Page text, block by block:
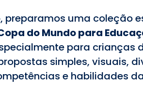
preparamos uma coleção
do Mundo para
para crianças
simples, visuais,
e habilidades da